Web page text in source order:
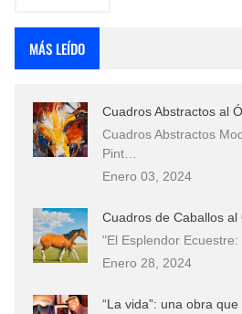
MÁS LEÍDO
Cuadros Abstractos al
Cuadros Abstractos
Pint…
Enero 03, 2024
Cuadros de Caballos al
"El Esplendor
Enero 28, 2024
“La vida”: una obra